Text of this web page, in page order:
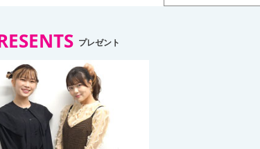
プレゼント